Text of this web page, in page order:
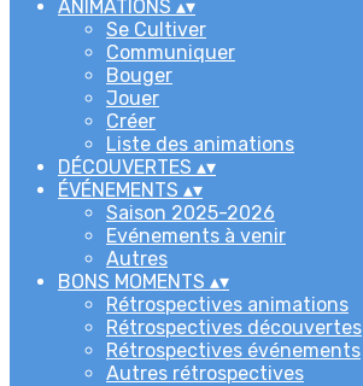
ANIMATIONS ▴▾
Se Cultiver
Communiquer
Bouger
Jouer
Créer
Liste des animations
DÉCOUVERTES ▴▾
ÉVÉNEMENTS ▴▾
Saison 2025-2026
Evénements à venir
Autres
BONS MOMENTS ▴▾
Rétrospectives animations
Rétrospectives découvertes
Rétrospectives événements
Autres rétrospectives